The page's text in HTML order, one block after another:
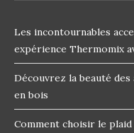
Les incontournables
expérience Thermomix
Découvrez la beauté
en bois
Comment choisir le